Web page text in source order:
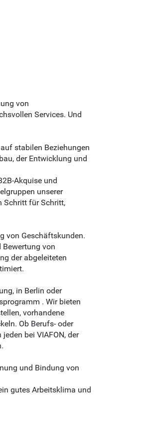
von
Services. Und
stabilen Beziehungen
der Entwicklung und
Akquise und
unserer
Schritt für Schritt,
von Geschäftskunden.
von
der abgeleiteten
in Berlin oder
. Wir bieten
vorhandene
Ob Berufs- oder
bei VIAFON, der
und Bindung von
gutes Arbeitsklima und